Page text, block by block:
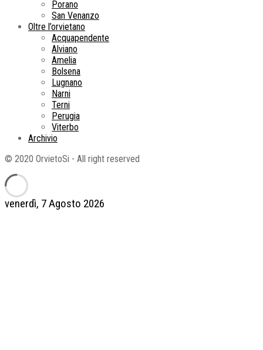
venerdì, 7 Agosto 2026
Porano
San Venanzo
Oltre l’orvietano
Acquapendente
Alviano
Amelia
Bolsena
Lugnano
Narni
Terni
Perugia
Viterbo
Archivio
© 2020 OrvietoSi - All right reserved